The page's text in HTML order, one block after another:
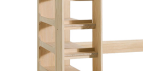
l’aime